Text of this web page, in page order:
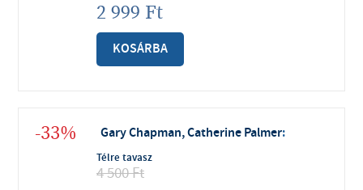
2 999 Ft
KOSÁRBA
-33% Gary Chapman, Catherine Palmer:
Télre tavasz
4 500Ft